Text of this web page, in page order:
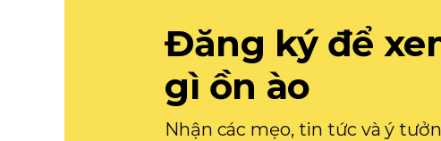
Đăng ký để
gì ồn ào
Nhận các mẹo, tin tức và ý